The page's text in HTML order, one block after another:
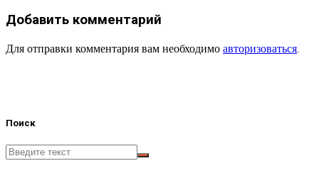
Добавить комментарий
Для отправки комментария вам необходимо авторизоваться
Поиск